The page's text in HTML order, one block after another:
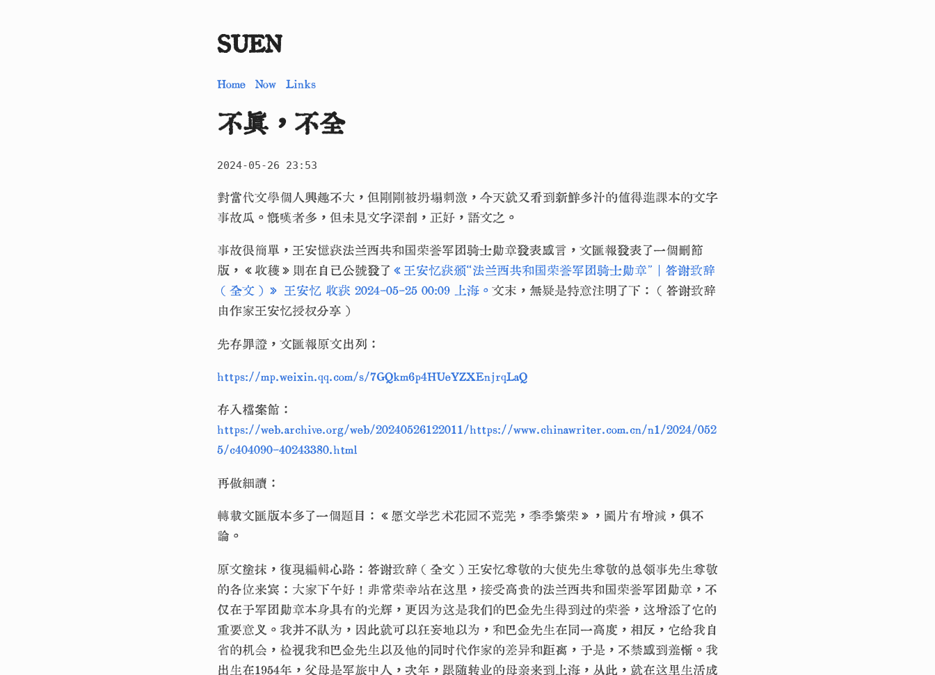
SUEN
Home Now Links
不真，不全
2024-05-26 23:53
對當代文學個人興趣不大，但剛剛被坍塌刺激，今天就又看到新鮮多汁的值得進課本的文字
事故瓜。慨嘆者多，但未見文字深剖，正好，語文之。
事故很簡單，王安憶获法兰西共和国荣誉军团骑士勋章發表感言，文匯報發表了一個刪節
版，《收穫》則在自己公號發了 《王安忆获颁“法兰西共和国荣誉军团骑士勋章” | 答谢致辞
（全文）》 王安忆 收获 2024-05-25 00:09 上海。 文末，無疑是特意注明了下：（答谢致辞
由作家王安忆授权分享）
先存罪證，文匯報原文出列：
https://mp.weixin.qq.com/s/7GQkm6p4HUeYZXEnjrqLaQ
存入檔案館：
https://web.archive.org/web/20240526122011/https://www.chinawriter.com.cn/n1/2024/052
5/c404090-40243380.html
再做細讀：
轉載文匯版本多了一個題目：《愿文学艺术花园不荒芜，季季繁荣》，圖片有增減，俱不
論。
原文塗抹，復現編輯心路：答谢致辞（全文）王安忆尊敬的大使先生尊敬的总领事先生尊敬
的各位来宾：大家下午好！非常荣幸站在这里，接受高贵的法兰西共和国荣誉军团勋章，不
仅在于军团勋章本身具有的光辉，更因为这是我们的巴金先生得到过的荣誉，这增添了它的
重要意义。我并不认为，因此就可以狂妄地以为，和巴金先生在同一高度，相反，它给我自
省的机会，检视我和巴金先生以及他的同时代作家的差异和距离，于是，不禁感到羞惭。我
出生在1954年，父母是军旅中人，次年，跟随转业的母亲来到上海，从此，就在这里生活成